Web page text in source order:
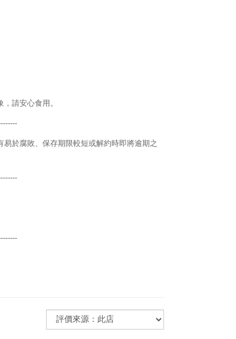
請安心食用。
於腐敗、保存期限較短或解約時即將逾期之